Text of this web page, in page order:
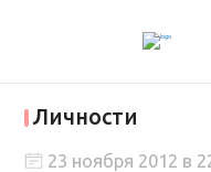
Личности
23 ноября 2012 в